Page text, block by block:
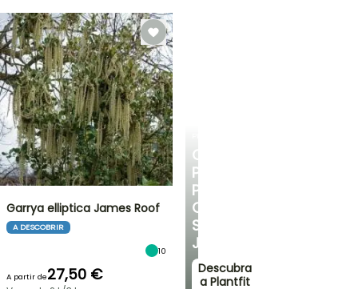
CONSELHOS
PERSONALIZADOS
PARA
O
SEU
JARDIM
Descubra
a Plantfit
Garrya elliptica James Roof
A DESCOBRIR
10
A partir de27,50 €